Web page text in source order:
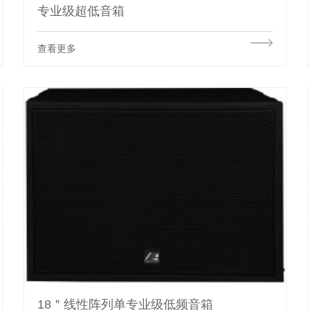
专业级超低音箱
查看更多
18＂线性阵列单专业级低频音箱